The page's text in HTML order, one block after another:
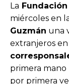
La
miércoles en
Guzmán una
extranjeros en
primera
por primera